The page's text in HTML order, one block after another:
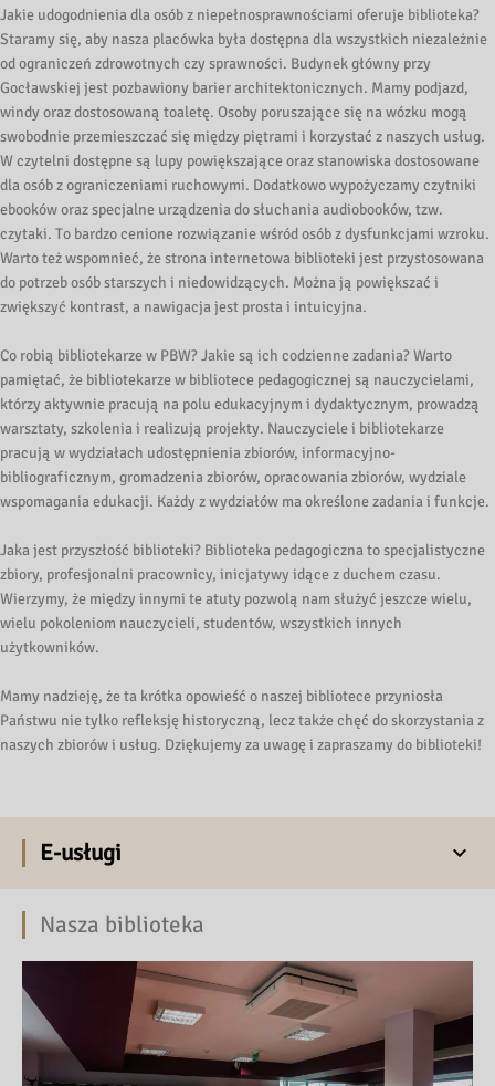
Jakie udogodnienia dla osób z niepełnosprawnościami oferuje biblioteka?
Staramy się, aby nasza placówka była dostępna dla wszystkich niezależnie
od ograniczeń zdrowotnych czy sprawności. Budynek główny przy
Gocławskiej jest pozbawiony barier architektonicznych. Mamy podjazd,
windy oraz dostosowaną toaletę. Osoby poruszające się na wózku mogą
swobodnie przemieszczać się między piętrami i korzystać z naszych usług.
W czytelni dostępne są lupy powiększające oraz stanowiska dostosowane
dla osób z ograniczeniami ruchowymi. Dodatkowo wypożyczamy czytniki
ebooków oraz specjalne urządzenia do słuchania audiobooków, tzw.
czytaki. To bardzo cenione rozwiązanie wśród osób z dysfunkcjami wzroku.
Warto też wspomnieć, że strona internetowa biblioteki jest przystosowana
do potrzeb osób starszych i niedowidzących. Można ją powiększać i
zwiększyć kontrast, a nawigacja jest prosta i intuicyjna.
Co robią bibliotekarze w PBW? Jakie są ich codzienne zadania? Warto
pamiętać, że bibliotekarze w bibliotece pedagogicznej są nauczycielami,
którzy aktywnie pracują na polu edukacyjnym i dydaktycznym, prowadzą
warsztaty, szkolenia i realizują projekty. Nauczyciele i bibliotekarze
pracują w wydziałach udostępnienia zbiorów, informacyjno-
bibliograficznym, gromadzenia zbiorów, opracowania zbiorów, wydziale
wspomagania edukacji. Każdy z wydziałów ma określone zadania i funkcje.
Jaka jest przyszłość biblioteki? Biblioteka pedagogiczna to specjalistyczne
zbiory, profesjonalni pracownicy, inicjatywy idące z duchem czasu.
Wierzymy, że między innymi te atuty pozwolą nam służyć jeszcze wielu,
wielu pokoleniom nauczycieli, studentów, wszystkich innych
użytkowników.
Mamy nadzieję, że ta krótka opowieść o naszej bibliotece przyniosła
Państwu nie tylko refleksję historyczną, lecz także chęć do skorzystania z
naszych zbiorów i usług. Dziękujemy za uwagę i zapraszamy do biblioteki!
E-usługi
Nasza biblioteka